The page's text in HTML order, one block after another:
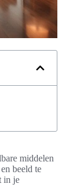
middelen
beeld te
in je